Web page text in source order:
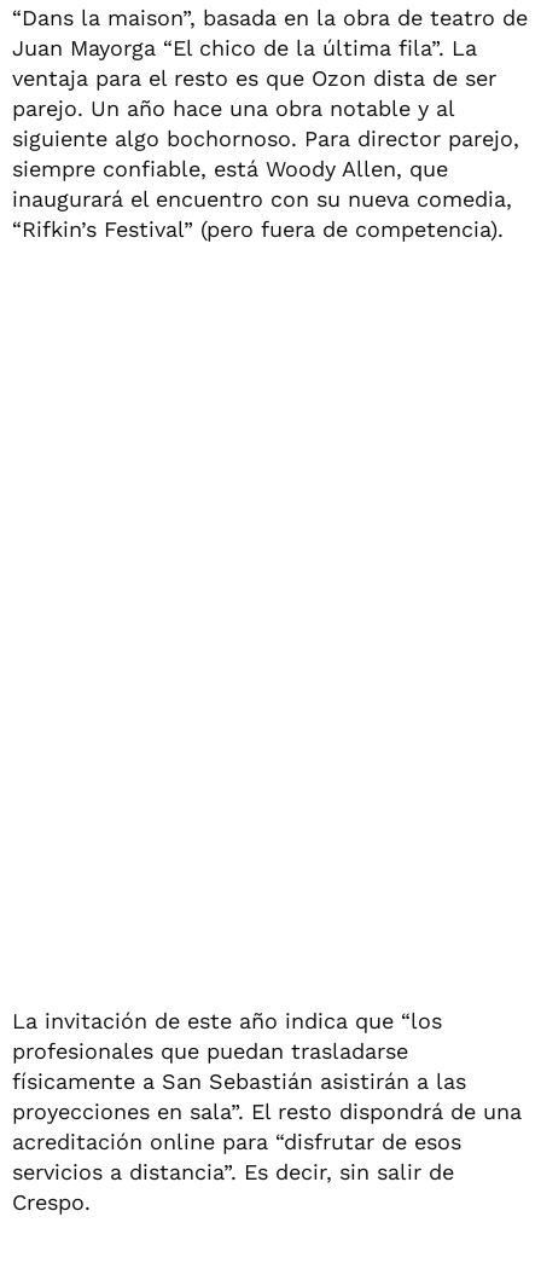
“Dans la maison”, basada en la obra de teatro de
Juan Mayorga “El chico de la última fila”. La
ventaja para el resto es que Ozon dista de ser
parejo. Un año hace una obra notable y al
siguiente algo bochornoso. Para director parejo,
siempre confiable, está Woody Allen, que
inaugurará el encuentro con su nueva comedia,
“Rifkin’s Festival” (pero fuera de competencia).
La invitación de este año indica que “los
profesionales que puedan trasladarse
físicamente a San Sebastián asistirán a las
proyecciones en sala”. El resto dispondrá de una
acreditación online para “disfrutar de esos
servicios a distancia”. Es decir, sin salir de
Crespo.